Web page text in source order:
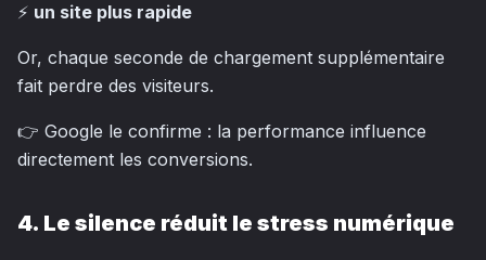
⚡ un site plus rapide
Or, chaque seconde de chargement supplémentaire
fait perdre des visiteurs.
👉 Google le confirme : la performance influence
directement les conversions.
4. Le silence réduit le stress numérique